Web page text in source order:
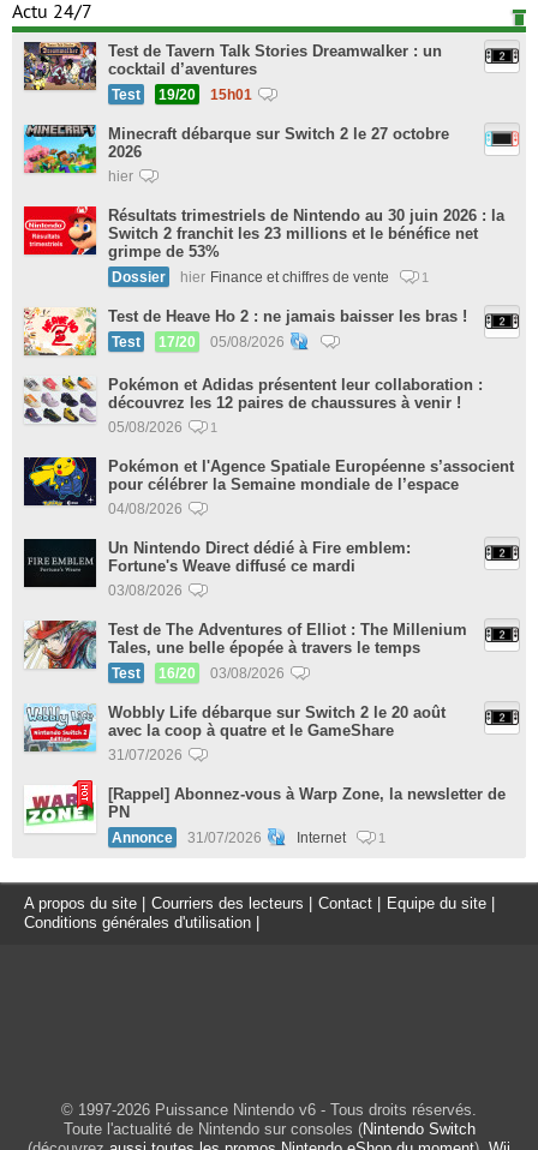
Actu 24/7
Test de Tavern Talk Stories Dreamwalker : un
cocktail d’aventures
Test 19/20 15h01
Minecraft débarque sur Switch 2 le 27 octobre
2026
hier
Résultats trimestriels de Nintendo au 30 juin 2026 : la
Switch 2 franchit les 23 millions et le bénéfice net
grimpe de 53%
Dossier hier Finance et chiffres de vente 1
Test de Heave Ho 2 : ne jamais baisser les bras !
Test 17/20 05/08/2026
Pokémon et Adidas présentent leur collaboration :
découvrez les 12 paires de chaussures à venir !
05/08/2026 1
Pokémon et l'Agence Spatiale Européenne s’associent
pour célébrer la Semaine mondiale de l’espace
04/08/2026
Un Nintendo Direct dédié à Fire emblem:
Fortune's Weave diffusé ce mardi
03/08/2026
Test de The Adventures of Elliot : The Millenium
Tales, une belle épopée à travers le temps
Test 16/20 03/08/2026
Wobbly Life débarque sur Switch 2 le 20 août
avec la coop à quatre et le GameShare
31/07/2026
[Rappel] Abonnez-vous à Warp Zone, la newsletter de
PN
Annonce 31/07/2026 Internet 1
A propos du site Courriers des lecteurs Contact Equipe du site
Conditions générales d'utilisation
© 1997-2026 Puissance Nintendo v6 - Tous droits réservés.
Toute l'actualité de Nintendo sur consoles (Nintendo Switch